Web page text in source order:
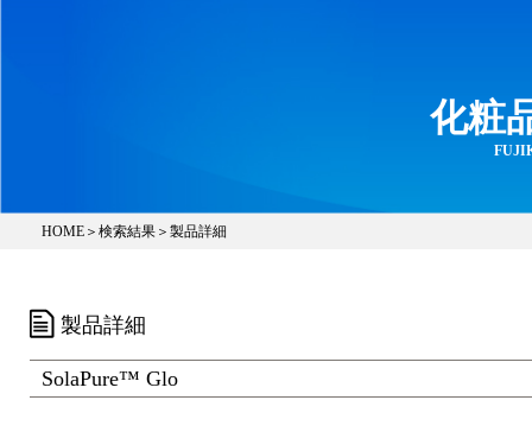
化粧
HOME ＞ 検索結果 ＞製品詳細
製品詳細
SolaPure™ Glo